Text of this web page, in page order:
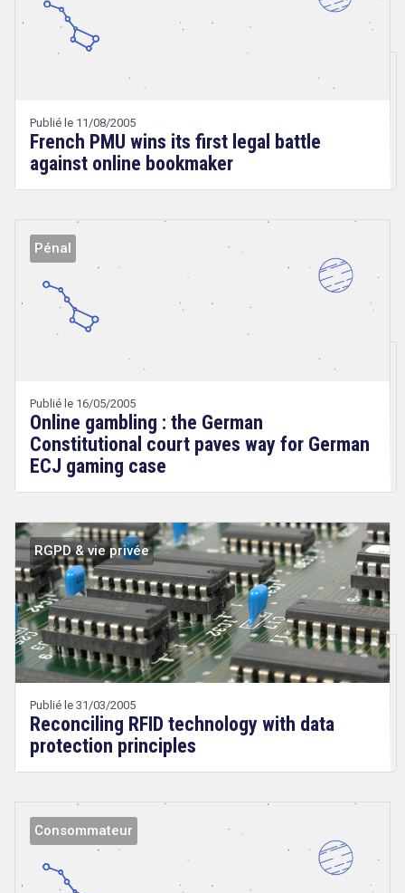
Publié le 11/08/2005
French PMU wins its first legal battle
against online bookmaker
Droit
Technologies
Pénal
Publié le 16/05/2005
Online gambling : the German
Constitutional court paves way for German
ECJ gaming case
Droit
&
Technologies
RGPD & vie privée
Publié le 31/03/2005
Reconciling RFID technology with data
protection principles
Consommateur